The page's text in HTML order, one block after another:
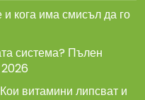
кога има смисъл да го
система? Пълен
2026
витамини липсват и